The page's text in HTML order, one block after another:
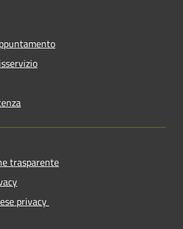
trasparente
privacy